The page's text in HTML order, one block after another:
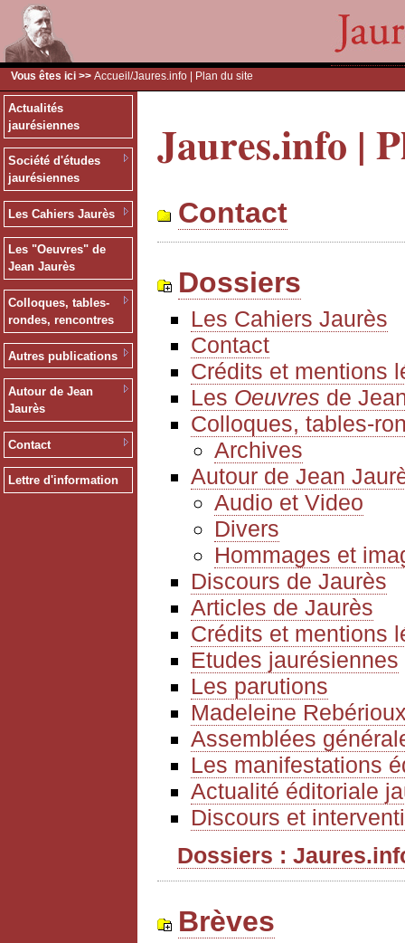
Vous êtes ici >> Accueil /Jaures.info | Plan du site
Actualités
jaurésiennes
Société d'études
jaurésiennes
Les Cahiers Jaurès
Les "Oeuvres" de
Jean Jaurès
Colloques, tables-
rondes, rencontres
Autres publications
Autour de Jean
Jaurès
Contact
Lettre d'information
Jaures.info |
Contact
Dossiers
Les Cahiers Jaurès
Contact
Crédits et mentions
Les Oeuvres de
Colloques, tables-
Archives
Autour de Jean
Audio et Video
Divers
Hommages et
Discours de Jaurès
Articles de Jaurès
Crédits et mentions
Etudes jaurésiennes
Les parutions
Madeleine
Assemblées
Les manifestations
Actualité éditoriale
Discours et
Dossiers :
Brèves